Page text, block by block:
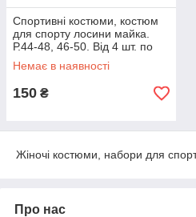
Спортивні костюми, костюм
для спорту лосини майка.
Р.44-48, 46-50. Від 4 шт. по
129 грн
Немає в наявності
150 ₴
Жіночі костюми, набори для
Про нас